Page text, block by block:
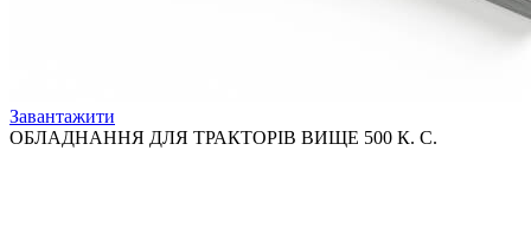
Завантажити
ОБЛАДНАННЯ ДЛЯ ТРАКТОРІВ ВИЩЕ 500 К. C.